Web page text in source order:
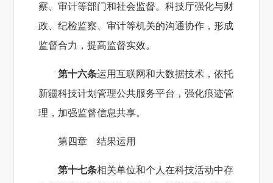
察、审计等部门和社会监督。科技厅强化与财
政、纪检监察、审计等机关的沟通协作，形成
监督合力，提高监督实效。
第十六条运用互联网和大数据技术，依托
新疆科技计划管理公共服务平台，强化痕迹管
理，加强监督信息共享。
第四章 结果运用
第十七条相关单位和个人在科技活动中存